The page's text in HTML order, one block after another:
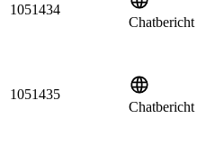
1051434
Chatbericht
1051435
Chatbericht